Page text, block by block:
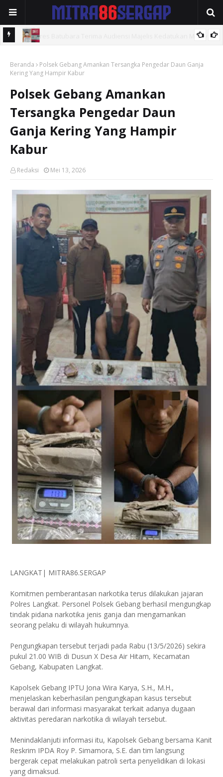
Hatta
Beranda
Polsek Gebang Amankan Tersangka Pengedar Daun Ganja
Kering Yang Hampir Kabur
Polsek Gebang Amankan
Tersangka Pengedar Daun
Ganja Kering Yang Hampir
Kabur
Redaksi Mei 13, 2026
LANGKAT| MITRA86.SERGAP
Komitmen pemberantasan narkotika terus dilakukan jajaran
Polres Langkat. Personel Polsek Gebang berhasil mengungkap
tindak pidana narkotika jenis ganja dan mengamankan
seorang pelaku di wilayah hukumnya.
Pengungkapan tersebut terjadi pada Rabu (13/5/2026) sekira
pukul 21.00 WIB di Dusun X Desa Air Hitam, Kecamatan
Gebang, Kabupaten Langkat.
Kapolsek Gebang IPTU Jona Wira Karya, S.H., M.H.,
menjelaskan keberhasilan pengungkapan kasus tersebut
berawal dari informasi masyarakat terkait adanya dugaan
aktivitas peredaran narkotika di wilayah tersebut.
Menindaklanjuti informasi itu, Kapolsek Gebang bersama Kanit
Reskrim IPDA Roy P. Simamora, S.E. dan tim langsung
bergerak cepat melakukan patroli serta penyelidikan di lokasi
yang dimaksud.